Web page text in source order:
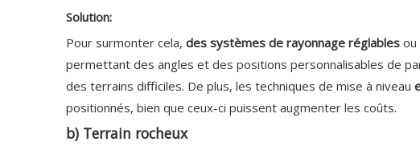
Solution:
Pour surmonter cela, des systèmes de rayonnage réglables ou
permettant des angles et des positions personnalisables de
des terrains difficiles. De plus, les techniques de mise à niveau
positionnés, bien que ceux-ci puissent augmenter les coûts.
b) Terrain rocheux